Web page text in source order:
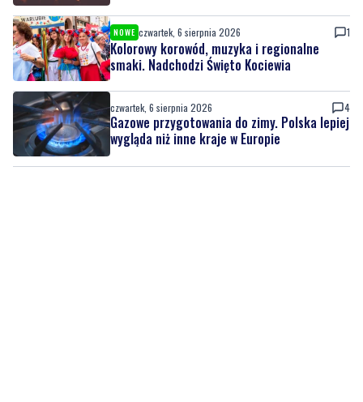
NOWE czwartek, 6 sierpnia 2026 1
Kolorowy korowód, muzyka i regionalne
smaki. Nadchodzi Święto Kociewia
czwartek, 6 sierpnia 2026 4
Gazowe przygotowania do zimy. Polska lepiej
wygląda niż inne kraje w Europie